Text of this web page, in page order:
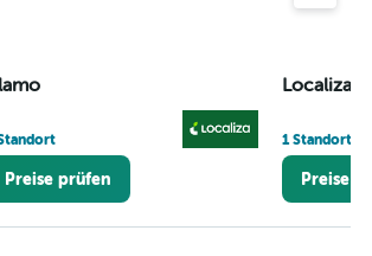
Preise prüfen
Localiza
1 Standort
Preise